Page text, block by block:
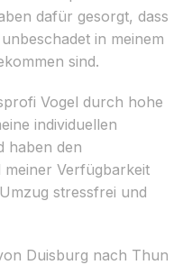
dafür gesorgt, dass
in meinem
sind.
Vogel durch hohe
individuellen
haben den
Verfügbarkeit
stressfrei und
Duisburg nach Thun